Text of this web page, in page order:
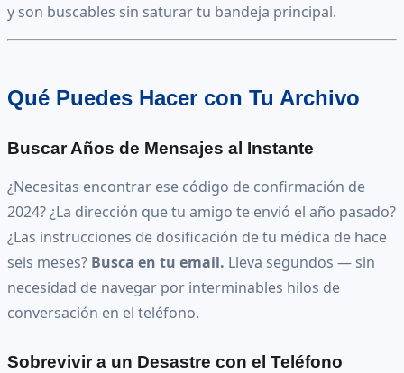
y son buscables sin saturar tu bandeja principal.
Qué Puedes Hacer con Tu Archivo
Buscar Años de Mensajes al Instante
¿Necesitas encontrar ese código de confirmación de
2024? ¿La dirección que tu amigo te envió el año pasado?
¿Las instrucciones de dosificación de tu médica de hace
seis meses? Busca en tu email. Lleva segundos — sin
necesidad de navegar por interminables hilos de
conversación en el teléfono.
Sobrevivir a un Desastre con el Teléfono